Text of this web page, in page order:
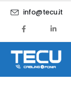
info@tecu.it